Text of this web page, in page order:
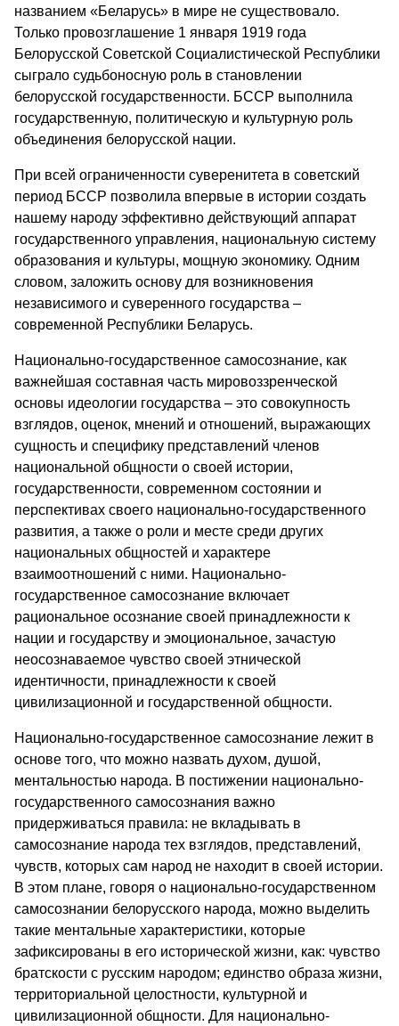
названием «Беларусь» в мире не существовало.
Только провозглашение 1 января 1919 года
Белорусской Советской Социалистической Республики
сыграло судьбоносную роль в становлении
белорусской государственности. БССР выполнила
государственную, политическую и культурную роль
объединения белорусской нации.
При всей ограниченности суверенитета в советский
период БССР позволила впервые в истории создать
нашему народу эффективно действующий аппарат
государственного управления, национальную систему
образования и культуры, мощную экономику. Одним
словом, заложить основу для возникновения
независимого и суверенного государства –
современной Республики Беларусь.
Национально-государственное самосознание, как
важнейшая составная часть мировоззренческой
основы идеологии государства – это совокупность
взглядов, оценок, мнений и отношений, выражающих
сущность и специфику представлений членов
национальной общности о своей истории,
государственности, современном состоянии и
перспективах своего национально-государственного
развития, а также о роли и месте среди других
национальных общностей и характере
взаимоотношений с ними. Национально-
государственное самосознание включает
рациональное осознание своей принадлежности к
нации и государству и эмоциональное, зачастую
неосознаваемое чувство своей этнической
идентичности, принадлежности к своей
цивилизационной и государственной общности.
Национально-государственное самосознание лежит в
основе того, что можно назвать духом, душой,
ментальностью народа. В постижении национально-
государственного самосознания важно
придерживаться правила: не вкладывать в
самосознание народа тех взглядов, представлений,
чувств, которых сам народ не находит в своей истории.
В этом плане, говоря о национально-государственном
самосознании белорусского народа, можно выделить
такие ментальные характеристики, которые
зафиксированы в его исторической жизни, как: чувство
братскости с русским народом; единство образа жизни,
территориальной целостности, культурной и
цивилизационной общности. Для национально-